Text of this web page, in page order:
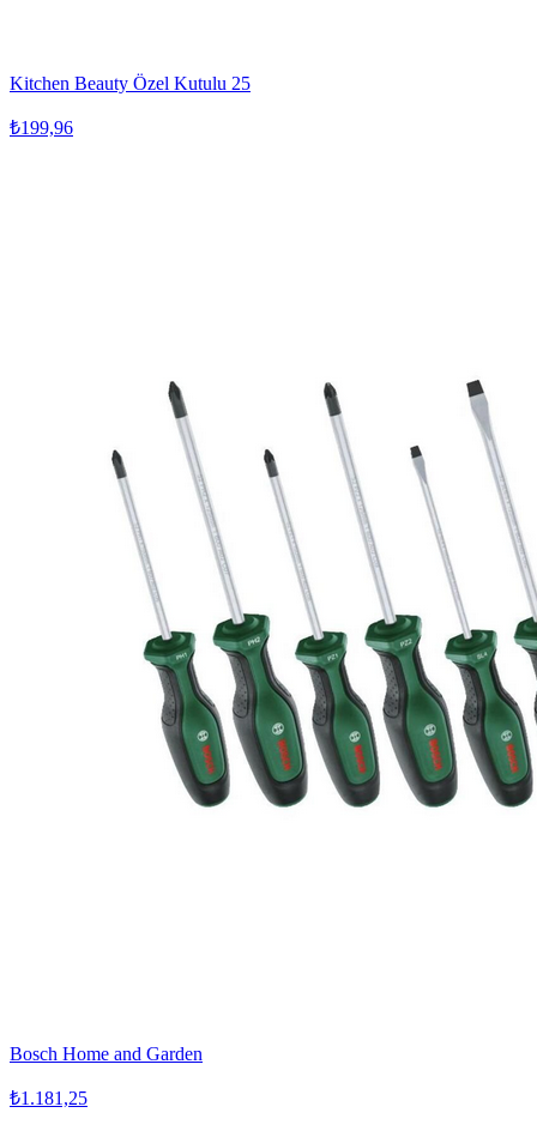
Kitchen Beauty Özel Kutulu 25
₺199,96
Bosch Home and Garden
₺1.181,25